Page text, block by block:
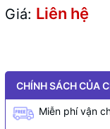
Giá: Liên hệ
CHÍNH SÁCH CỦA
Miễn phí vận